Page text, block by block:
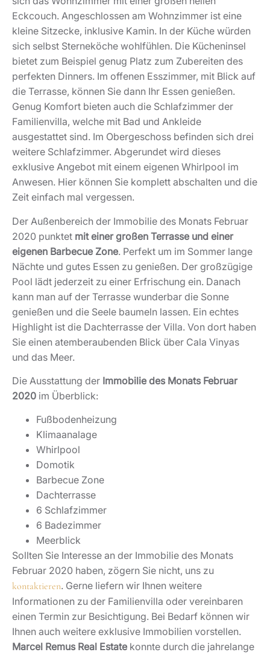
Eckcouch. Angeschlossen am Wohnzimmer ist eine
kleine Sitzecke, inklusive Kamin. In der Küche würden
sich selbst Sterneköche wohlfühlen. Die Kücheninsel
bietet zum Beispiel genug Platz zum Zubereiten des
perfekten Dinners. Im offenen Esszimmer, mit Blick auf
die Terrasse, können Sie dann Ihr Essen genießen.
Genug Komfort bieten auch die Schlafzimmer der
Familienvilla, welche mit Bad und Ankleide
ausgestattet sind. Im Obergeschoss befinden sich drei
weitere Schlafzimmer. Abgerundet wird dieses
exklusive Angebot mit einem eigenen Whirlpool im
Anwesen. Hier können Sie komplett abschalten und die
Zeit einfach mal vergessen.
Der Außenbereich der Immobilie des Monats Februar
2020 punktet mit einer großen Terrasse und einer
eigenen Barbecue Zone. Perfekt um im Sommer lange
Nächte und gutes Essen zu genießen. Der großzügige
Pool lädt jederzeit zu einer Erfrischung ein. Danach
kann man auf der Terrasse wunderbar die Sonne
genießen und die Seele baumeln lassen. Ein echtes
Highlight ist die Dachterrasse der Villa. Von dort haben
Sie einen atemberaubenden Blick über Cala Vinyas
und das Meer.
Die Ausstattung der Immobilie des Monats Februar
2020 im Überblick:
Fußbodenheizung
Klimaanalage
Whirlpool
Domotik
Barbecue Zone
Dachterrasse
6 Schlafzimmer
6 Badezimmer
Meerblick
Sollten Sie Interesse an der Immobilie des Monats
Februar 2020 haben, zögern Sie nicht, uns zu
kontaktieren. Gerne liefern wir Ihnen weitere
Informationen zu der Familienvilla oder vereinbaren
einen Termin zur Besichtigung. Bei Bedarf können wir
Ihnen auch weitere exklusive Immobilien vorstellen.
Marcel Remus Real Estate konnte durch die jahrelange